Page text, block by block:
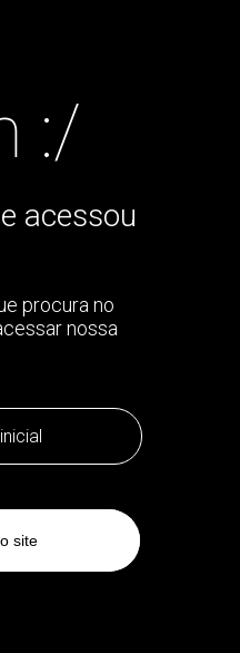
:/
acessou
procura no
nossa